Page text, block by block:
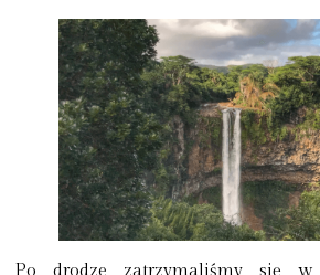
Po drodze zatrzymaliśmy się w